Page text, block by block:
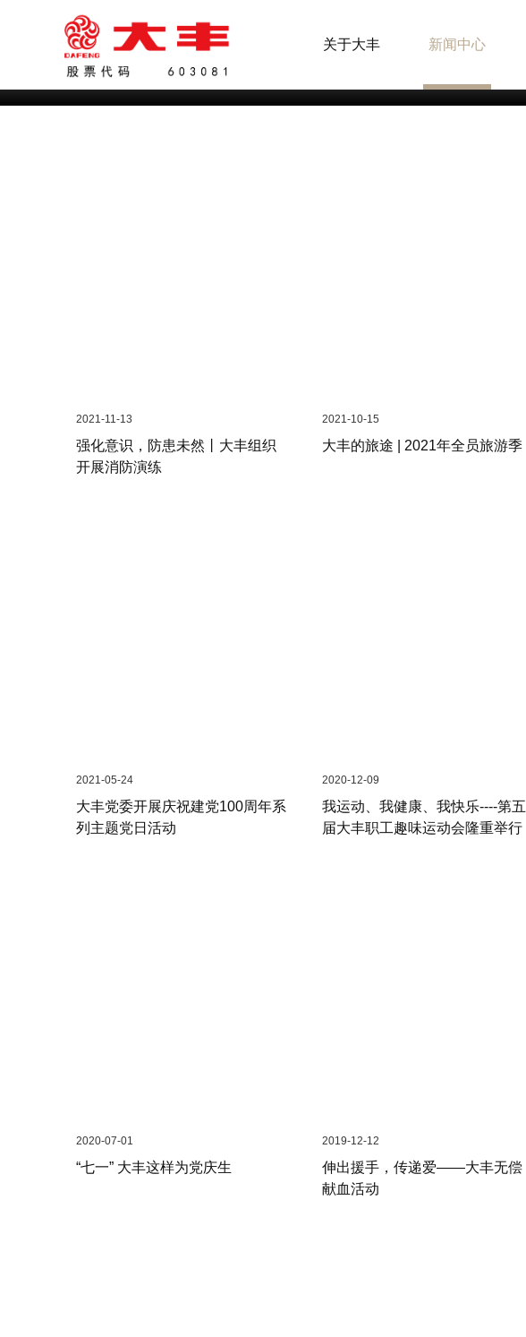
关于大丰 新闻中心
烟台崆峒胜境近日启幕！大丰如何让文化IP走进现
实
2021-11-13
强化意识，防患未然丨大丰组织
开展消防演练
2021-10-15
大丰的旅途 | 2021年全员旅游季
2021-05-24
大丰党委开展庆祝建党100周年系
列主题党日活动
2020-12-09
我运动、我健康、我快乐----第五
届大丰职工趣味运动会隆重举行
2020-07-01
“七一” 大丰这样为党庆生
2019-12-12
伸出援手，传递爱——大丰无偿
献血活动